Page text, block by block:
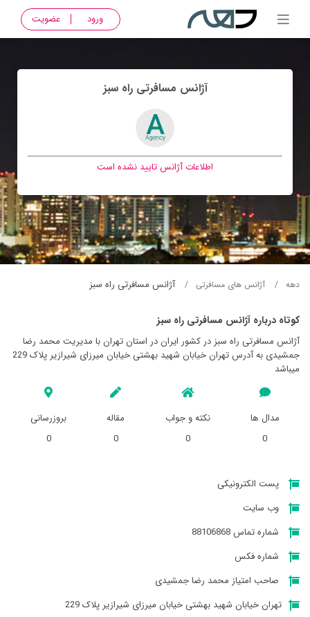
ورود عضویت
آژانس مسافرتی راه سبز
اطلاعات آژانس تایید نشده است
دهه آژانس های مسافرتی آژانس مسافرتی راه سبز
کوتاه درباره آژانس مسافرتی راه سبز
آژانس مسافرتی راه سبز در کشور ایران در استان تهران با مدیریت محمد رضا
جمشیدی به آدرس تهران خیابان شهید بهشتی خیابان میرزای شیرازیر پلاک 229
میباشد
مدال ها
0
نکته و جواب
0
مقاله
0
بروزرسانی
0
پست الکترونیکی
وب سایت
شماره تماس 88106868
شماره فکس
صاحب امتیاز محمد رضا جمشیدی
تهران خیابان شهید بهشتی خیابان میرزای شیرازیر پلاک 229